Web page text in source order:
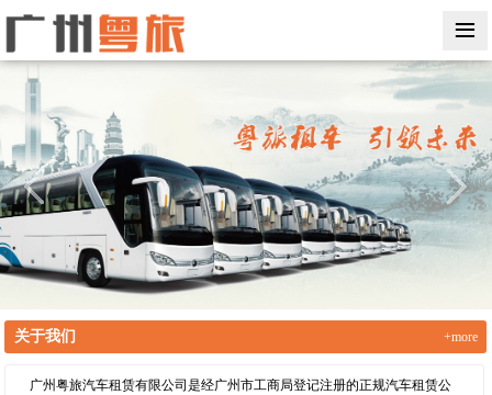
≡
+more
关于我们
广州粤旅汽车租赁有限公司是经广州市工商局登记注册的正规汽车租赁公